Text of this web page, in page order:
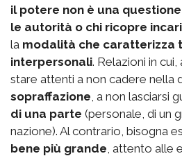
il potere non è una
le autorità o chi ricopre
la modalità che caratterizza
interpersonali. Relazioni in
stare attenti a non cadere nella
sopraffazione , a non lasciarsi
di una parte (personale, di un
nazione). Al contrario, bisogna
bene più grande , attento alle